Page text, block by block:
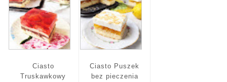
Ciasto
Truskawkowy
Ciasto Puszek
bez pieczenia